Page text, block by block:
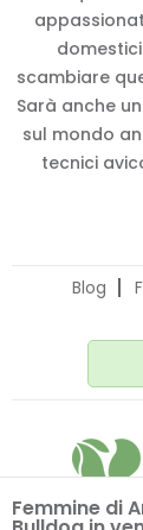
Femmine di
quello
scambiare
Sarà anche
sul mondo
tecnici